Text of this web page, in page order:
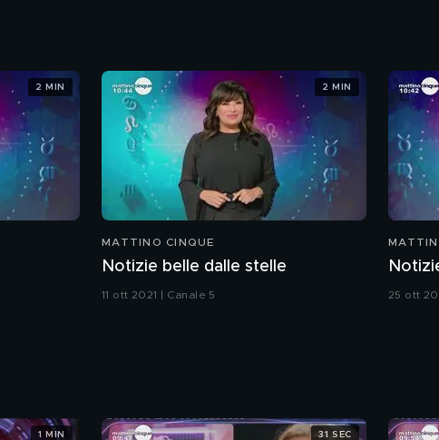
2 MIN
MATTINO CINQUE
Notizie belle dalle stelle
11 ott 2021 | Canale 5
2 MIN
25 ott
1 MIN 31 SEC